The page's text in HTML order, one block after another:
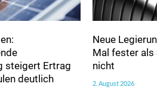
steigert Ertrag
deutlich
Neue
Mal fester als
nicht
2. August 2026